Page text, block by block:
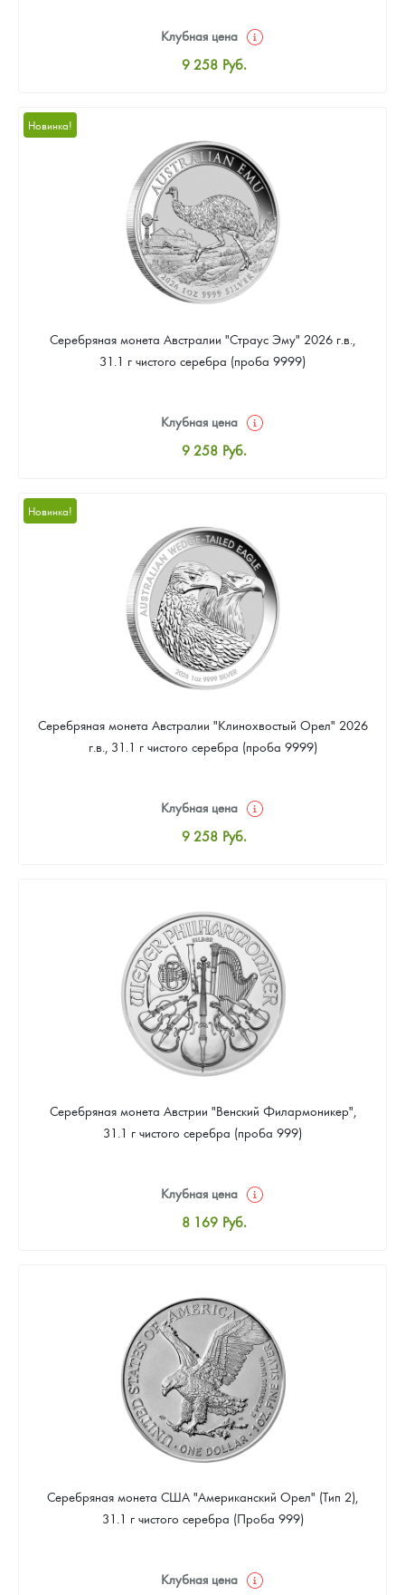
Клубная цена
9 258 Руб.
Цена выкупа
Звоните
Новинка!
Серебряная монета Австралии "Страус Эму" 2026 г.в.,
31.1 г чистого серебра (проба 9999)
Клубная цена
9 258 Руб.
Цена выкупа
Звоните
Новинка!
Серебряная монета Австралии "Клинохвостый Орел" 2026
г.в., 31.1 г чистого серебра (проба 9999)
Клубная цена
9 258 Руб.
Цена выкупа
Звоните
Серебряная монета Австрии "Венский Филармоникер",
31.1 г чистого серебра (проба 999)
Клубная цена
8 169 Руб.
Цена выкупа
4 901 Руб.
Серебряная монета США "Американский Орел" (Тип 2),
31.1 г чистого серебра (Проба 999)
Клубная цена